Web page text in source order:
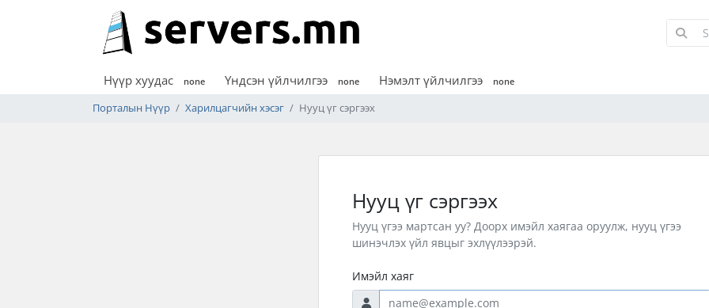
Нүүр хуудас none Үндсэн үйлчилгээ none Нэмэлт үйлчилгээ none
Порталын Нүүр Харилцагчийн хэсэг Нууц үг сэргээх
Нууц үг сэргээх
Нууц үгээ мартсан уу? Доорх имэйл хаягаа оруулж, нууц үгээ
шинэчлэх үйл явцыг эхлүүлээрэй.
Имэйл хаяг